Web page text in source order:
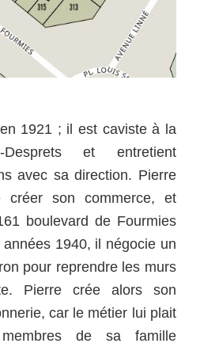
1921 ; il est caviste à la
Desprets et entretient
avec sa direction. Pierre
créer son commerce, et
boulevard de Fourmies
1940, il négocie un
pour reprendre les murs
Pierre crée alors son
car le métier lui plait
de sa famille